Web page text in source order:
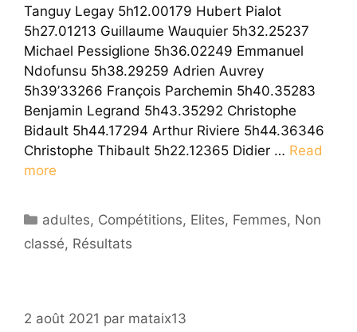
Tanguy Legay 5h12.00179 Hubert Pialot
5h27.01213 Guillaume Wauquier 5h32.25237
Michael Pessiglione 5h36.02249 Emmanuel
Ndofunsu 5h38.29259 Adrien Auvrey
5h39’33266 François Parchemin 5h40.35283
Benjamin Legrand 5h43.35292 Christophe
Bidault 5h44.17294 Arthur Riviere 5h44.36346
Christophe Thibault 5h22.12365 Didier … Read
more
Catégories
adultes, Compétitions, Elites, Femmes, Non
classé, Résultats
2 août 2021 par mataix13